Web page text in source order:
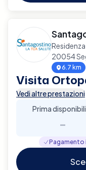
20054
6.7 km
Visita
Vedi altre prestazioni
Prima
-
Pagamento